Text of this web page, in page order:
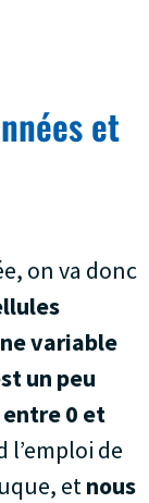
et
on va donc
variable
un peu
0 et
l’emploi de
etnous